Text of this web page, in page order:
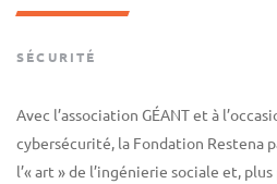
SÉCURITÉ
Avec l’association GÉANT et à
cybersécurité, la Fondation Restena
l’« art » de l’ingénierie sociale et,